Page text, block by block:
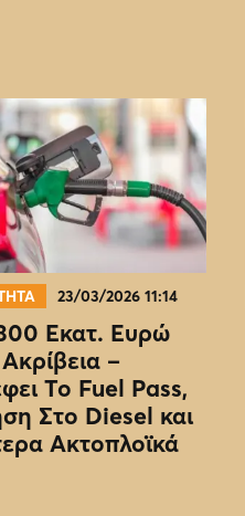
23/03/2026 11:14
Εκατ. Ευρώ
–
Το Fuel Pass,
Στο Diesel και
Ακτοπλοϊκά